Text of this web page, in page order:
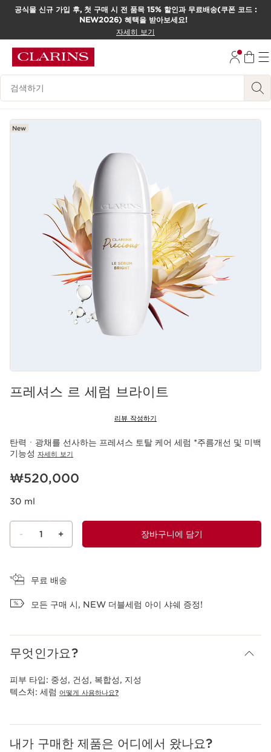
컨텐츠로 이동하기
공식몰 신규 가입 후, 첫 구매 시 전 품목 15% 할인과 무료배송(쿠폰 코드 :
NEW2026) 혜택을 받아보세요!
자세히 보기
범례 검색하기
New
프레셔스 르 세럼 브라이트
리뷰 작성하기
탄력ㆍ광채를 선사하는 프레셔스 토탈 케어 세럼 *주름개선 및 미백
기능성 자세히 보기
현재 가격 ₩520,000
₩520,000
30 ml
- 1 + 장바구니에 담기
무료 배송
모든 구매 시, NEW 더블세럼 아이 샤쉐 증정!
무엇인가요?
피부 타입: 중성, 건성, 복합성, 지성
텍스처: 세럼 어떻게 사용하나요?
내가 구매한 제품은 어디에서 왔나요?